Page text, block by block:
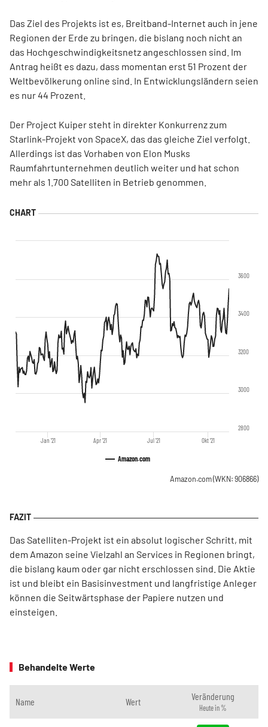
Das Ziel des Projekts ist es, Breitband-Internet auch in jene
Regionen der Erde zu bringen, die bislang noch nicht an
das Hochgeschwindigkeitsnetz angeschlossen sind. Im
Antrag heißt es dazu, dass momentan erst 51 Prozent der
Weltbevölkerung online sind. In Entwicklungsländern seien
es nur 44 Prozent.
Der Project Kuiper steht in direkter Konkurrenz zum
Starlink-Projekt von SpaceX, das das gleiche Ziel verfolgt.
Allerdings ist das Vorhaben von Elon Musks
Raumfahrtunternehmen deutlich weiter und hat schon
mehr als 1.700 Satelliten in Betrieb genommen.
Amazon.com
Jan '21 Jul '21
Apr '21 Okt '21
2800
3000
3200
3400
3600
Amazon.com(WKN: 906866)
Das Satelliten-Projekt ist ein absolut logischer Schritt, mit
dem Amazon seine Vielzahl an Services in Regionen bringt,
die bislang kaum oder gar nicht erschlossen sind. Die Aktie
ist und bleibt ein Basisinvestment und langfristige Anleger
können die Seitwärtsphase der Papiere nutzen und
einsteigen.
Behandelte Werte
Name Wert Veränderung
Heute in %